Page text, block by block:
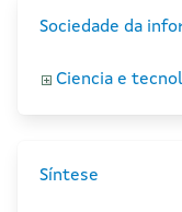
Sociedade da
Ciencia e
Síntese